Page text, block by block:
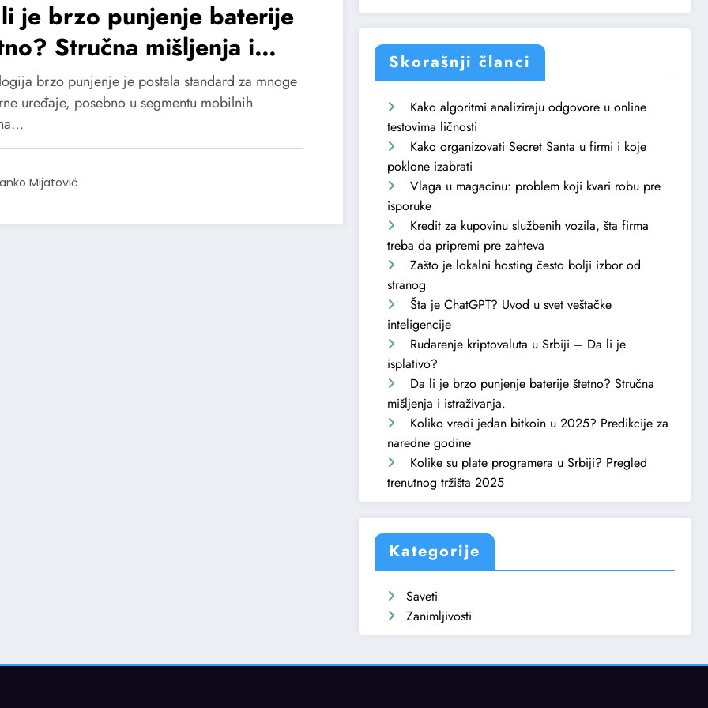
je brzo punjenje baterije
Stručna mišljenja i
brzo punjenje je postala standard za mnoge
uređaje, posebno u segmentu mobilnih
Mijatović
Skorašnji članci
Kako algoritmi analiziraju odgovore u online
testovima ličnosti
Kako organizovati Secret Santa u firmi i koje
poklone izabrati
Vlaga u magacinu: problem koji kvari robu pre
isporuke
Kredit za kupovinu službenih vozila, šta firma
treba da pripremi pre zahteva
Zašto je lokalni hosting često bolji izbor od
stranog
Šta je ChatGPT? Uvod u svet veštačke
inteligencije
Rudarenje kriptovaluta u Srbiji – Da li je
isplativo?
Da li je brzo punjenje baterije štetno? Stručna
mišljenja i istraživanja.
Koliko vredi jedan bitkoin u 2025? Predikcije za
naredne godine
Kolike su plate programera u Srbiji? Pregled
trenutnog tržišta 2025
Kategorije
Saveti
Zanimljivosti